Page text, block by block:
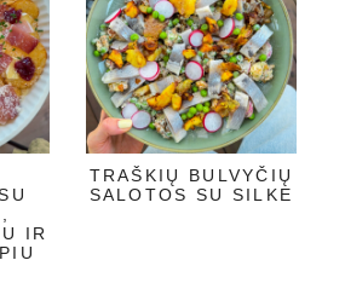
IR
TRAŠKIŲ BULVYČIŲ
SALOTOS SU SILKE